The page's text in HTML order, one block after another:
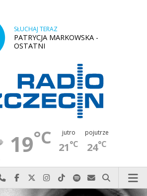
SŁUCHAJ TERAZ
PATRYCJA MARKOWSKA -
OSTATNI
19°C jutro
21°C
pojutrze
24°C
Najlepiej po prostu do nas zadzwoń
Odwiedź nas na Facebook-u
Odwiedź nas na X
Odwiedź nas na Instagram-ie
Odwiedź nas na TikTok-u
Szukaj nas na Spotify
Wyślij do nas
Szukaj